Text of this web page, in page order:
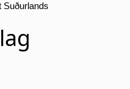
Suðurlands